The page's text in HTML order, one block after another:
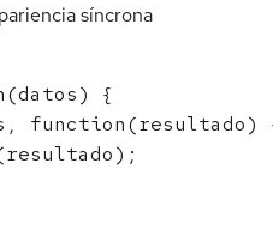
síncrona
{
function(resultado)